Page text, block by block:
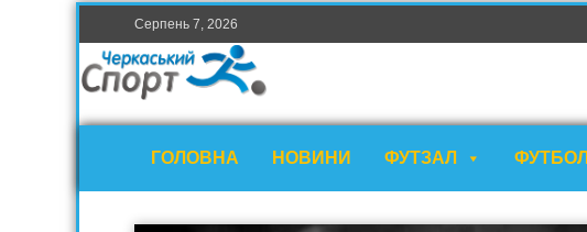
Серпень 7, 2026
ГОЛОВНА НОВИНИ ФУТЗАЛ ФУТБОЛ